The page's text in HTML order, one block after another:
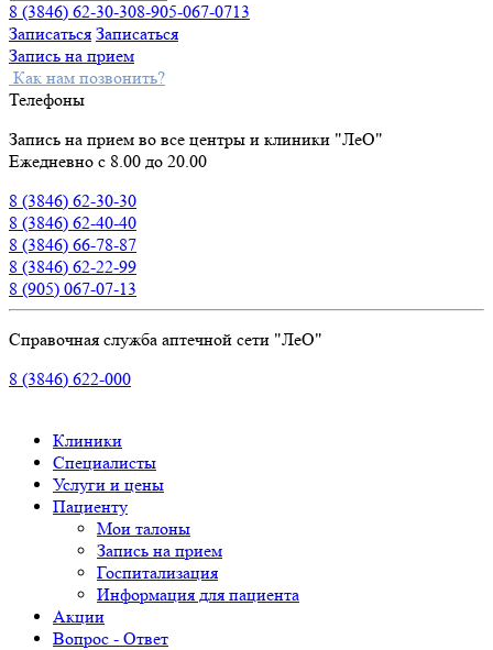
8 (3846) 62-30-308-905-067-0713
Записаться Записаться
Запись на прием
Как нам позвонить?
Телефоны
Запись на прием во все центры и клиники "ЛеО"
Ежедневно с 8.00 до 20.00
8 (3846) 62-30-30
8 (3846) 62-40-40
8 (3846) 66-78-87
8 (3846) 62-22-99
8 (905) 067-07-13
Справочная служба аптечной сети "ЛеО"
8 (3846) 622-000
Клиники
Специалисты
Услуги и цены
Пациенту
Мои талоны
Запись на прием
Госпитализация
Информация для пациента
Акции
Вопрос - Ответ